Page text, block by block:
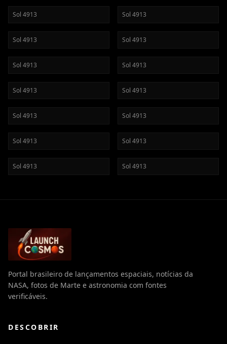
Sol 4913 Sol 4913
Sol 4913 Sol 4913
Sol 4913 Sol 4913
Sol 4913 Sol 4913
Sol 4913 Sol 4913
Sol 4913 Sol 4913
Sol 4913 Sol 4913
Portal brasileiro de lançamentos espaciais, notícias da
NASA, fotos de Marte e astronomia com fontes
verificáveis.
DESCOBRIR